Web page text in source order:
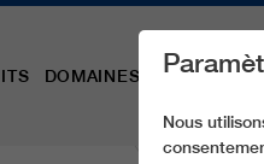
DOMAINES D´ACTIVITÉS
Nous